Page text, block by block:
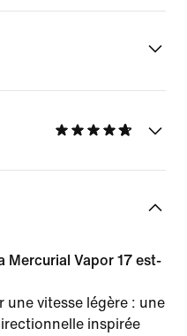
Mercurial Vapor 17 est-
une vitesse légère : une
inspirée